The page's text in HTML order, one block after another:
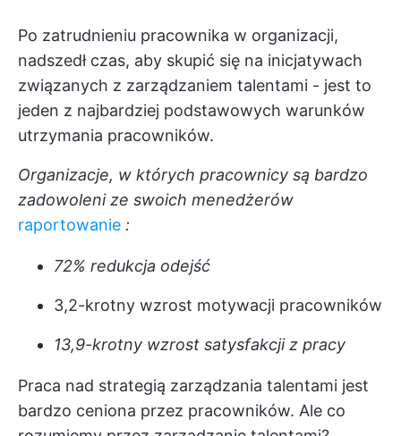
Po zatrudnieniu pracownika w organizacji,
nadszedł czas, aby skupić się na inicjatywach
związanych z zarządzaniem talentami - jest to
jeden z najbardziej podstawowych warunków
utrzymania pracowników.
Organizacje, w których pracownicy są bardzo
zadowoleni ze swoich menedżerów
raportowanie :
72% redukcja odejść
3,2-krotny wzrost motywacji pracowników
13,9-krotny wzrost satysfakcji z pracy
Praca nad strategią zarządzania talentami jest
bardzo ceniona przez pracowników. Ale co